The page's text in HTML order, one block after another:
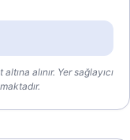
alınır. Yer sağlayıcı